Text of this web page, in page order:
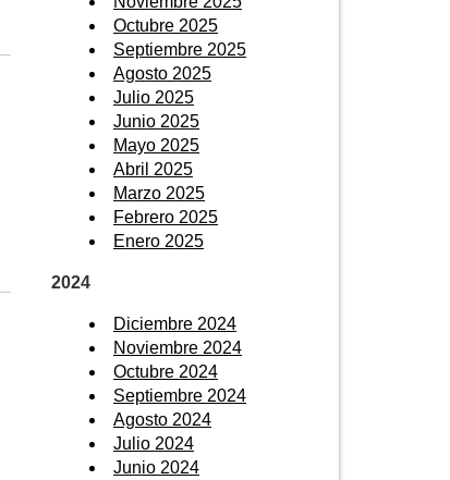
Octubre 2025
Septiembre 2025
Agosto 2025
Julio 2025
Junio 2025
Mayo 2025
Abril 2025
Marzo 2025
Febrero 2025
Enero 2025
2024
Diciembre 2024
Noviembre 2024
Octubre 2024
Septiembre 2024
Agosto 2024
Julio 2024
Junio 2024